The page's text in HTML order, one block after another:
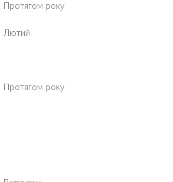
Протягом року
Лютий
Протягом року